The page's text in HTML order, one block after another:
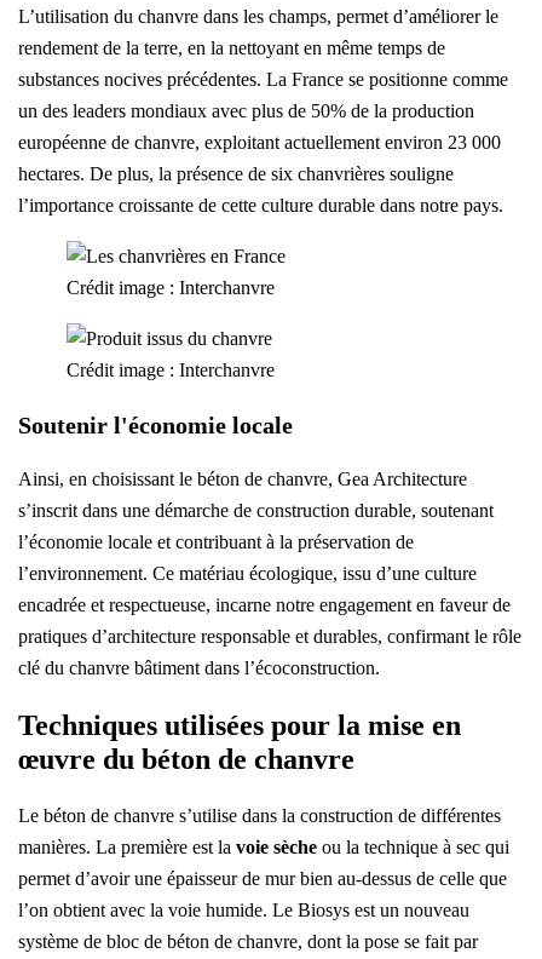
L’utilisation du chanvre dans les champs, permet d’améliorer le
rendement de la terre, en la nettoyant en même temps de
substances nocives précédentes. La France se positionne comme
un des leaders mondiaux avec plus de 50% de la production
européenne de chanvre, exploitant actuellement environ 23 000
hectares. De plus, la présence de six chanvrières souligne
l’importance croissante de cette culture durable dans notre pays.
Crédit image : Interchanvre
Crédit image : Interchanvre
Soutenir l'économie locale
Ainsi, en choisissant le béton de chanvre, Gea Architecture
s’inscrit dans une démarche de construction durable, soutenant
l’économie locale et contribuant à la préservation de
l’environnement. Ce matériau écologique, issu d’une culture
encadrée et respectueuse, incarne notre engagement en faveur de
pratiques d’architecture responsable et durables, confirmant le rôle
clé du chanvre bâtiment dans l’écoconstruction.
Techniques utilisées pour la mise en
œuvre du béton de chanvre
Le béton de chanvre s’utilise dans la construction de différentes
manières. La première est la voie sèche ou la technique à sec qui
permet d’avoir une épaisseur de mur bien au-dessus de celle que
l’on obtient avec la voie humide. Le Biosys est un nouveau
système de bloc de béton de chanvre, dont la pose se fait par